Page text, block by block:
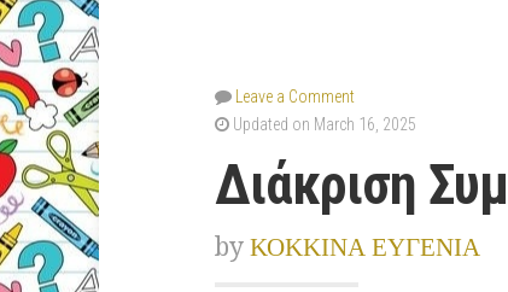
Leave a Comment
Updated on March 16, 2025
Διάκριση
by ΚΟΚΚΙΝΑ ΕΥΓΕΝΙΑ